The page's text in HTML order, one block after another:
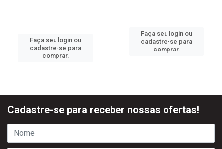
Faça seu login ou
cadastre-se para
comprar.
Faça seu login ou
cadastre-se para
comprar.
Cadastre-se para receber nossas ofertas!